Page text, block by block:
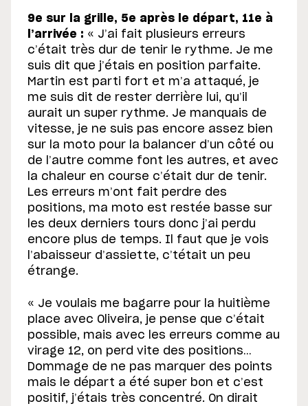
9e sur la grille, 5e après le départ, 11e à
l’arrivée : « J’ai fait plusieurs erreurs
c’était très dur de tenir le rythme. Je me
suis dit que j’étais en position parfaite.
Martin est parti fort et m’a attaqué, je
me suis dit de rester derrière lui, qu’il
aurait un super rythme. Je manquais de
vitesse, je ne suis pas encore assez bien
sur la moto pour la balancer d’un côté ou
de l’autre comme font les autres, et avec
la chaleur en course c’était dur de tenir.
Les erreurs m’ont fait perdre des
positions, ma moto est restée basse sur
les deux derniers tours donc j’ai perdu
encore plus de temps. Il faut que je vois
l’abaisseur d’assiette, c’tétait un peu
étrange.
« Je voulais me bagarre pour la huitième
place avec Oliveira, je pense que c’était
possible, mais avec les erreurs comme au
virage 12, on perd vite des positions…
Dommage de ne pas marquer des points
mais le départ a été super bon et c’est
positif, j’étais très concentré. On dirait